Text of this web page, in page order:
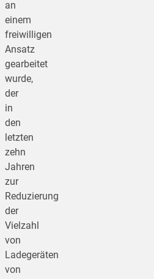
an
einem
freiwilligen
Ansatz
gearbeitet
wurde,
der
in
den
letzten
zehn
Jahren
zur
Reduzierung
der
Vielzahl
von
Ladegeräten
von